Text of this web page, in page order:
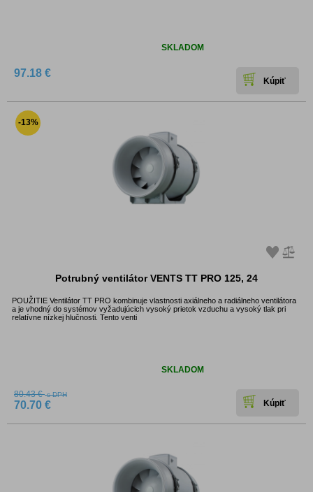
SKLADOM
97.18 €
-13%
Potrubný ventilátor VENTS TT PRO 125, 24
POUŽITIE Ventilátor TT PRO kombinuje vlastnosti axiálneho a radiálneho ventilátora
a je vhodný do systémov vyžadujúcich vysoký prietok vzduchu a vysoký tlak pri
relatívne nízkej hlučnosti. Tento venti
SKLADOM
80.43 €s DPH
70.70 €